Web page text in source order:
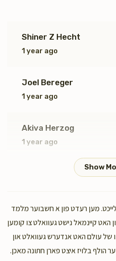
Shiner Z Hecht
1 year ago
Joel Bereger
1 year ago
Akiva Herzog
1 year ago
Chaim Deutsch
1 year ago
מען רעדט פון א חשבוער מלמד
קיינמאל נישט געוואלט צו קומען
של עולם האט אנדערש געוואלט און
הולף בלויז איצט פארן חתונה מאכן.